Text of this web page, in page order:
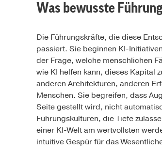
Was bewusste
Die Führungskräfte, die diese
passiert. Sie beginnen KI-
der Frage, welche menschlichen
wie KI helfen kann, dieses Kapital
anderen Architekturen, anderen
Menschen. Sie begreifen, dass
Seite gestellt wird, nicht
Führungskulturen, die Tiefe
einer KI-Welt am wertvollsten
intuitive Gespür für das